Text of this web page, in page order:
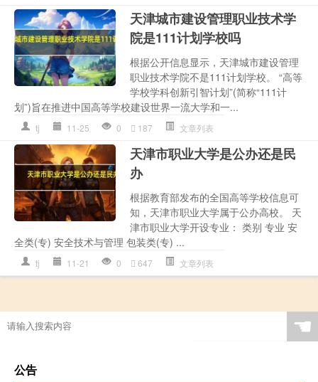
天津城市建设管理职业技术学
院是111计划学校吗
根据公开信息显示，天津城市建设管理
职业技术学院不是111计划学校。 “高等
学校学科创新引智计划”(简称“111计
划”)旨在推进中国高等学校建设世界一流大学和一...
tj 11-25 0 187 文章列表
天津市职业大学是公办还是民
办
根据教育部发布的全国高等学校信息可
知，天津市职业大学属于公办高校。 天
津市职业大学开设专业： 类别 专业 安
全类(专) 安全技术与管理 包装类(专) ...
tj 11-21 0 647 文章列表
☚
公告